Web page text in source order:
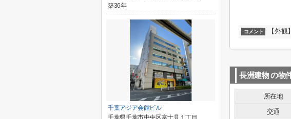
コメント 【外観】
長洲建物 の物
所在地
交通
築36年
千葉アジア会館ビル
千葉県千葉市中央区富士見１丁目